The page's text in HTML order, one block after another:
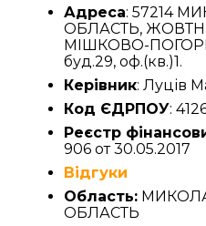
Адреса: 57214
ОБЛАСТЬ,
МІШКОВО-
буд.29, оф.(кв.)1.
Керівник: Луців
Код ЄДРПОУ:
Реєстр
906 от 30.05.2017
Відгуки
Область:
ОБЛАСТЬ